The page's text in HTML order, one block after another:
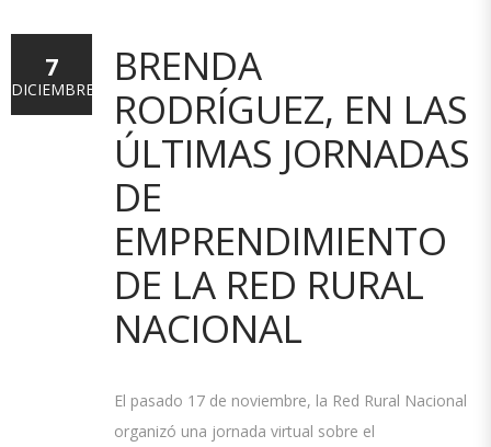
BRENDA
RODRÍGUEZ, EN LAS
ÚLTIMAS JORNADAS
DE
EMPRENDIMIENTO
DE LA RED RURAL
NACIONAL
El pasado 17 de noviembre, la Red Rural Nacional
organizó una jornada virtual sobre el
7
DICIEMBRE